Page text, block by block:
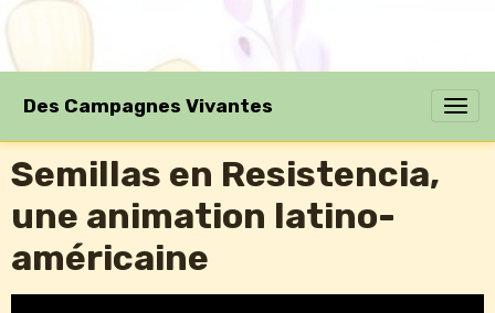
Des Campagnes Vivantes
Semillas en Resistencia,
une animation latino-
américaine